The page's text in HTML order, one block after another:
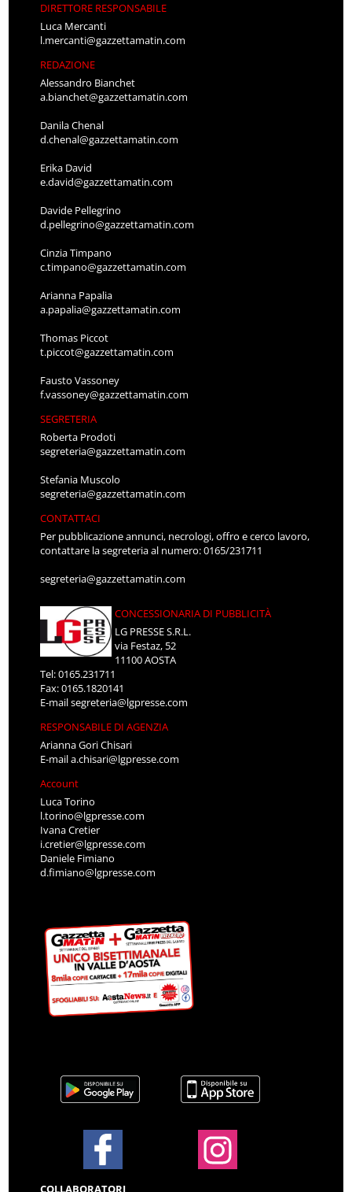
DIRETTORE RESPONSABILE
Luca Mercanti
l.mercanti@gazzettamatin.com
REDAZIONE
Alessandro Bianchet
a.bianchet@gazzettamatin.com
Danila Chenal
d.chenal@gazzettamatin.com
Erika David
e.david@gazzettamatin.com
Davide Pellegrino
d.pellegrino@gazzettamatin.com
Cinzia Timpano
c.timpano@gazzettamatin.com
Arianna Papalia
a.papalia@gazzettamatin.com
Thomas Piccot
t.piccot@gazzettamatin.com
Fausto Vassoney
f.vassoney@gazzettamatin.com
SEGRETERIA
Roberta Prodoti
segreteria@gazzettamatin.com
Stefania Muscolo
segreteria@gazzettamatin.com
CONTATTACI
Per pubblicazione annunci, necrologi, offro e cerco lavoro,
contattare la segreteria al numero: 0165/231711
segreteria@gazzettamatin.com
CONCESSIONARIA DI PUBBLICITÀ
LG PRESSE S.R.L.
via Festaz, 52
11100 AOSTA
Tel: 0165.231711
Fax: 0165.1820141
E-mailsegreteria@lgpresse.com
RESPONSABILE DI AGENZIA
Arianna Gori Chisari
E-maila.chisari@lgpresse.com
Account
Luca Torino
l.torino@lgpresse.com
Ivana Cretier
i.cretier@lgpresse.com
Daniele Fimiano
d.fimiano@lgpresse.com
COLLABORATORI